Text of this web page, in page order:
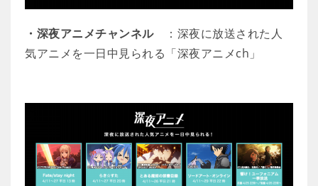
・深夜アニメチャンネル：深夜に放送された人
気アニメを一日中見られる「深夜アニメch」